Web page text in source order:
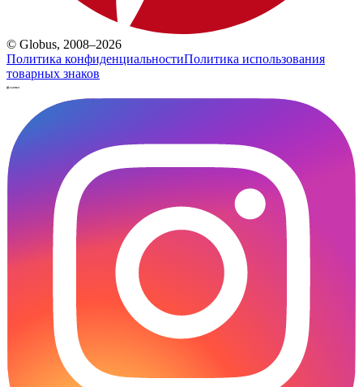
© Globus, 2008–2026
Политика конфиденциальностиПолитика использования
товарных знаков